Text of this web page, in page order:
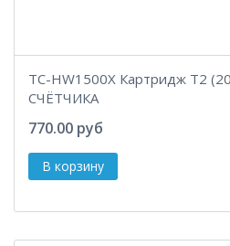
TC-HW1500X Картридж T2
СЧЁТЧИКА
770.00 руб